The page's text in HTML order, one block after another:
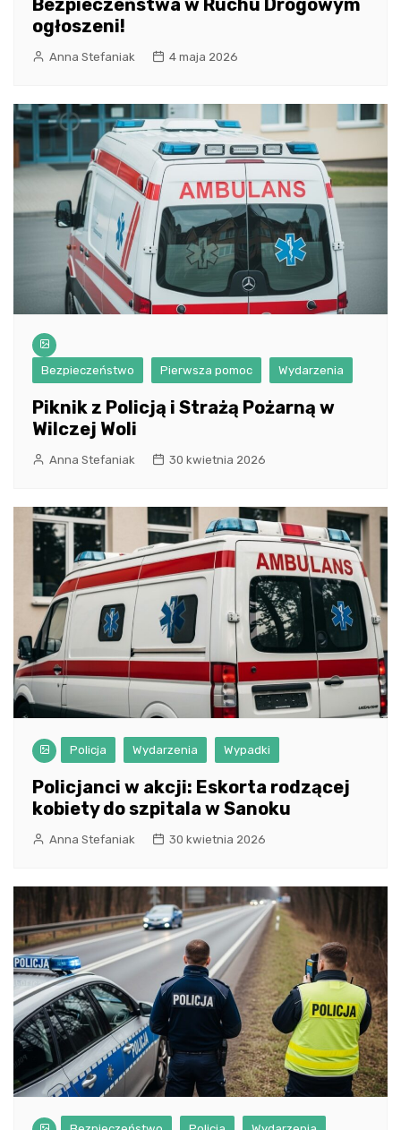
Bezpieczeństwa w Ruchu Drogowym
ogłoszeni!
Anna Stefaniak 4 maja 2026
Bezpieczeństwo Pierwsza pomoc Wydarzenia
Piknik z Policją i Strażą Pożarną w
Wilczej Woli
Anna Stefaniak 30 kwietnia 2026
Policja Wydarzenia Wypadki
Policjanci w akcji: Eskorta rodzącej
kobiety do szpitala w Sanoku
Anna Stefaniak 30 kwietnia 2026